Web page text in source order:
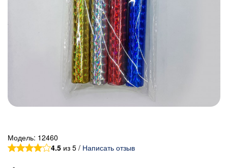
Модель: 12460
4.5 из 5 / Написать отзыв